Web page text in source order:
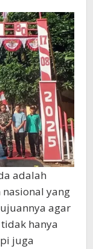
adalah
yang
agar
hanya
juga